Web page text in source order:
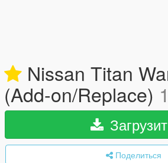
Nissan Titan
(Add-on/Replace)
Поделиться